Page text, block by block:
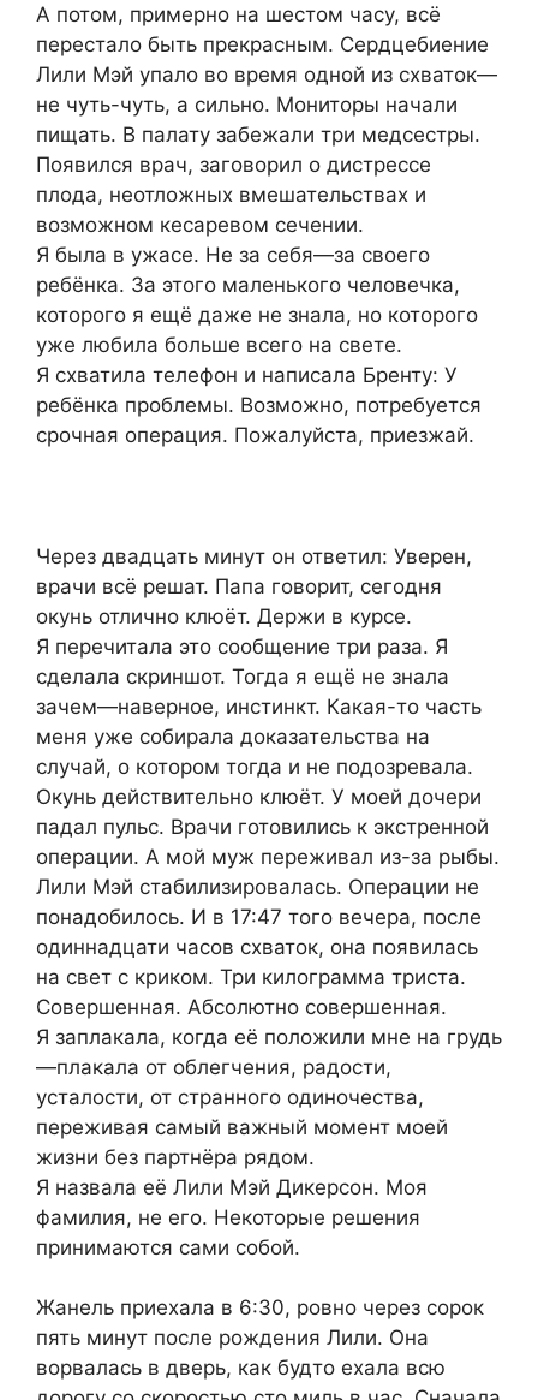
А потом, примерно на шестом часу, всё
перестало быть прекрасным. Сердцебиение
Лили Мэй упало во время одной из схваток—
не чуть-чуть, а сильно. Мониторы начали
пищать. В палату забежали три медсестры.
Появился врач, заговорил о дистрессе
плода, неотложных вмешательствах и
возможном кесаревом сечении.
Я была в ужасе. Не за себя—за своего
ребёнка. За этого маленького человечка,
которого я ещё даже не знала, но которого
уже любила больше всего на свете.
Я схватила телефон и написала Бренту: У
ребёнка проблемы. Возможно, потребуется
срочная операция. Пожалуйста, приезжай.
Через двадцать минут он ответил: Уверен,
врачи всё решат. Папа говорит, сегодня
окунь отлично клюёт. Держи в курсе.
Я перечитала это сообщение три раза. Я
сделала скриншот. Тогда я ещё не знала
зачем—наверное, инстинкт. Какая-то часть
меня уже собирала доказательства на
случай, о котором тогда и не подозревала.
Окунь действительно клюёт. У моей дочери
падал пульс. Врачи готовились к экстренной
операции. А мой муж переживал из-за рыбы.
Лили Мэй стабилизировалась. Операции не
понадобилось. И в 17:47 того вечера, после
одиннадцати часов схваток, она появилась
на свет с криком. Три килограмма триста.
Совершенная. Абсолютно совершенная.
Я заплакала, когда её положили мне на грудь
—плакала от облегчения, радости,
усталости, от странного одиночества,
переживая самый важный момент моей
жизни без партнёра рядом.
Я назвала её Лили Мэй Дикерсон. Моя
фамилия, не его. Некоторые решения
принимаются сами собой.
Жанель приехала в 6:30, ровно через сорок
пять минут после рождения Лили. Она
ворвалась в дверь, как будто ехала всю